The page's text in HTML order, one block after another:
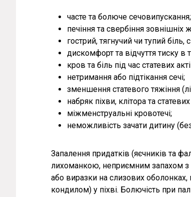
часте та болюче сечовипускання;
печіння та свербіння зовнішніх
гострий, тягнучий чи тупий біль,
дискомфорт та відчуття тиску в
кров та біль під час статевих
нетримання або підтікання сечі;
зменшення статевого тяжіння
набряк піхви, клітора та
міжменструальні кровотечі;
неможливість зачати дитину
Запалення придатків (яєчників та
лихоманкою, неприємним запахом з
або виразки на слизових оболонках,
кондилом) у піхві. Болючість при